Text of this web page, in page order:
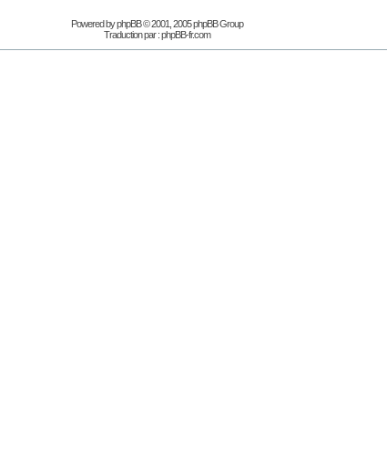
Powered byphpBB© 2001, 2005 phpBB Group
Traduction par :phpBB-fr.com